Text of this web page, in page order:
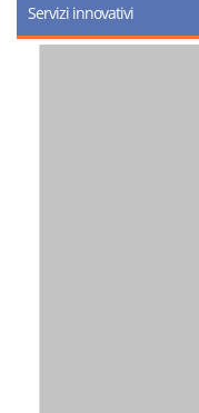
Servizi innovativi